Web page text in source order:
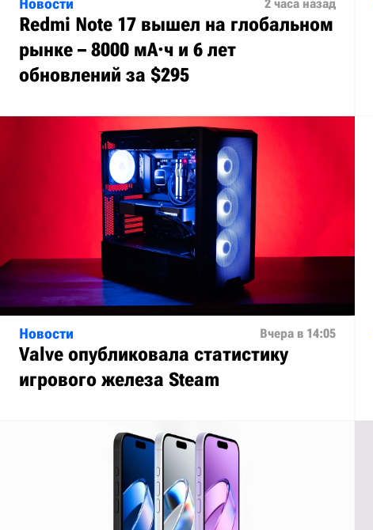
Новости 2 часа назад
Redmi Note 17 вышел на глобальном
рынке – 8000 мА·ч и 6 лет
обновлений за $295
Новости Вчера в 14:05
Valve опубликовала статистику
игрового железа Steam